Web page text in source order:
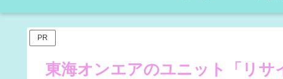
PR
東海オンエアのユニット「リサ